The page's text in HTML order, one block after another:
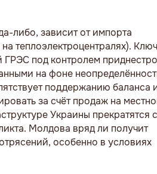
либо, зависит от импорта
теплоэлектроцентралях).
под контролем
на фоне
поддержанию баланса
за счёт продаж на
Украины прекратятся
Молдова вряд ли получит
особенно в условиях